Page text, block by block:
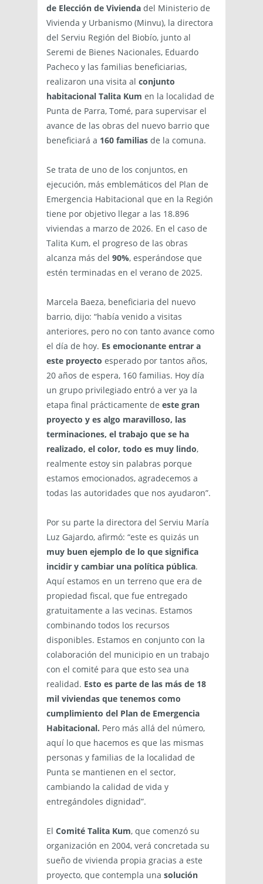
de Elección de Vivienda del Ministerio de
Vivienda y Urbanismo (Minvu), la directora
del Serviu Región del Biobío, junto al
Seremi de Bienes Nacionales, Eduardo
Pacheco y las familias beneficiarias,
realizaron una visita al conjunto
habitacional Talita Kum en la localidad de
Punta de Parra, Tomé, para supervisar el
avance de las obras del nuevo barrio que
beneficiará a 160 familias de la comuna.
Se trata de uno de los conjuntos, en
ejecución, más emblemáticos del Plan de
Emergencia Habitacional que en la Región
tiene por objetivo llegar a las 18.896
viviendas a marzo de 2026. En el caso de
Talita Kum, el progreso de las obras
alcanza más del 90%, esperándose que
estén terminadas en el verano de 2025.
Marcela Baeza, beneficiaria del nuevo
barrio, dijo: “había venido a visitas
anteriores, pero no con tanto avance como
el día de hoy. Es emocionante entrar a
este proyecto esperado por tantos años,
20 años de espera, 160 familias. Hoy día
un grupo privilegiado entró a ver ya la
etapa final prácticamente de este gran
proyecto y es algo maravilloso, las
terminaciones, el trabajo que se ha
realizado, el color, todo es muy lindo,
realmente estoy sin palabras porque
estamos emocionados, agradecemos a
todas las autoridades que nos ayudaron”.
Por su parte la directora del Serviu María
Luz Gajardo, afirmó: “este es quizás un
muy buen ejemplo de lo que significa
incidir y cambiar una política pública.
Aquí estamos en un terreno que era de
propiedad fiscal, que fue entregado
gratuitamente a las vecinas. Estamos
combinando todos los recursos
disponibles. Estamos en conjunto con la
colaboración del municipio en un trabajo
con el comité para que esto sea una
realidad. Esto es parte de las más de 18
mil viviendas que tenemos como
cumplimiento del Plan de Emergencia
Habitacional. Pero más allá del número,
aquí lo que hacemos es que las mismas
personas y familias de la localidad de
Punta se mantienen en el sector,
cambiando la calidad de vida y
entregándoles dignidad”.
El Comité Talita Kum, que comenzó su
organización en 2004, verá concretada su
sueño de vivienda propia gracias a este
proyecto, que contempla una solución